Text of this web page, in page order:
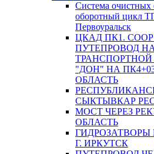
Система
оборотный цикл
Первоуральск
ЦКАД ПК1.
ПУТЕПРОВОД
ТРАНСПОРТНОЙ
"ДОН" НА
ОБЛАСТЬ
СЫКТЫВКАР
МОСТ ЧЕРЕЗ
ОБЛАСТЬ
ГИДРОЗАТВОРЫ
Г. ИРКУТСК